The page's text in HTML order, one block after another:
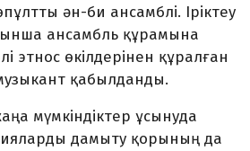
ән-би ансамблі. Іріктеу
ансамбль құрамына
этнос өкілдерінен құралған
қабылданды.
мүмкіндіктер ұсынуда
дамыту қорының да